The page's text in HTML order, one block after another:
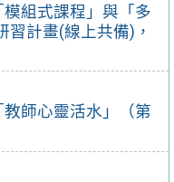
組式課程」與「多
習計畫(線上共備)，
師心靈活水」（第